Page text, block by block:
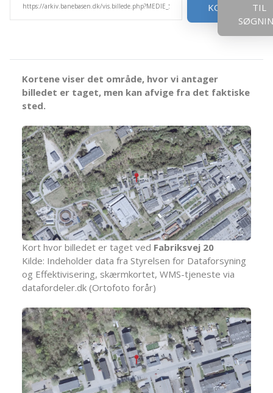
KOPIER
TIL
Kortene viser det område, hvor vi antager
billedet er taget, men kan afvige fra det faktiske
sted.
Kort hvor billedet er taget ved Fabriksvej 20
Kilde: Indeholder data fra Styrelsen for Dataforsyning
og Effektivisering, skærmkortet, WMS-tjeneste via
datafordeler.dk (Ortofoto forår)